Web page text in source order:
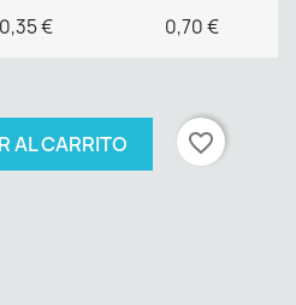
0,35 € 0,70 €
AL CARRITO favorite_border